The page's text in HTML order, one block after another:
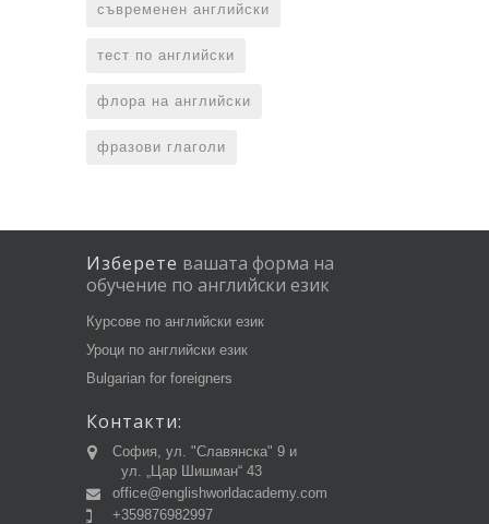
съвременен английски
тест по английски
флора на английски
фразови глаголи
Изберете вашата форма на
обучение по английски език
Курсове по английски език
Уроци по английски език
Bulgarian for foreigners
Контакти:
София, ул. "Славянска" 9 и
ул. „Цар Шишман“ 43
office@englishworldacademy.com
+359876982997